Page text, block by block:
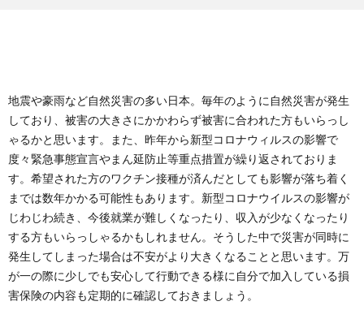
地震や豪雨など自然災害の多い日本。毎年のように自然災害が発生
しており、被害の大きさにかかわらず被害に合われた方もいらっし
ゃるかと思います。また、昨年から新型コロナウィルスの影響で
度々緊急事態宣言やまん延防止等重点措置が繰り返されておりま
す。希望された方のワクチン接種が済んだとしても影響が落ち着く
までは数年かかる可能性もあります。新型コロナウイルスの影響が
じわじわ続き、今後就業が難しくなったり、収入が少なくなったり
する方もいらっしゃるかもしれません。そうした中で災害が同時に
発生してしまった場合は不安がより大きくなることと思います。万
が一の際に少しでも安心して行動できる様に自分で加入している損
害保険の内容も定期的に確認しておきましょう。